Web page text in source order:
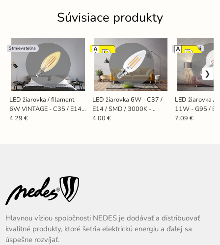
Súvisiace produkty
LED žiarovka / filament
6W VINTAGE - C35 / E14 /
2000K - ZLF713DV
Stmievateľná
4.29 €
LED žiarovka 6W - C37 /
E14 / SMD / 3000K -
ZLF713
NOVINKA
4.00 €
LED žiarovka /
11W - G95 /
- ZLF921D
Stmievateľná
7.09 €
Hlavnou víziou spoločnosti NEDES je dodávať a distribuovať
kvalitné produkty, ktoré šetria elektrickú energiu a ďalej sa
úspešne rozvíjať.